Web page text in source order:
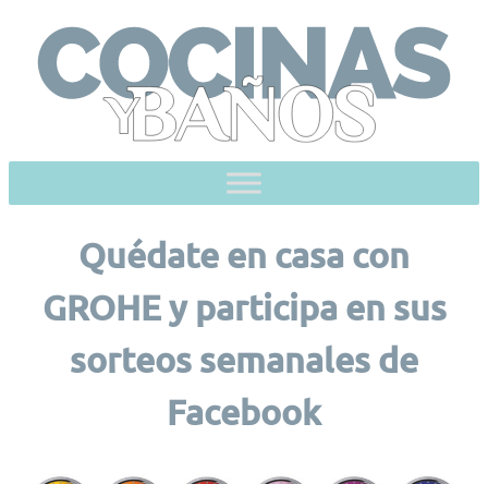
content
Quédate en casa con
GROHE y participa en sus
sorteos semanales de
Facebook